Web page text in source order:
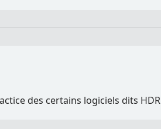
des certains logiciels dits HDR